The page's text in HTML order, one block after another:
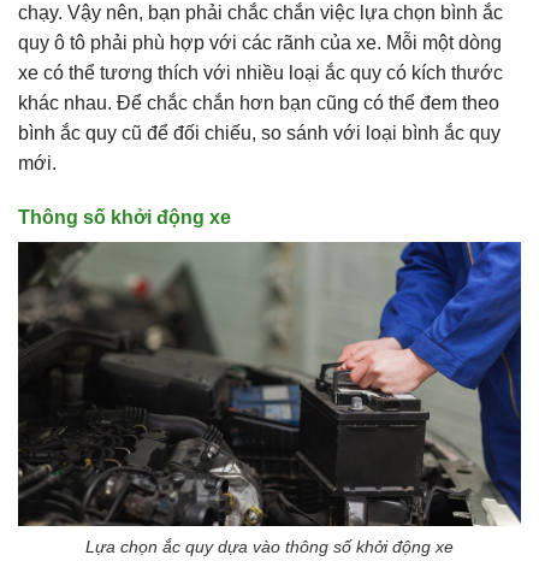
chạy. Vậy nên, bạn phải chắc chắn việc lựa chọn bình ắc
quy ô tô phải phù hợp với các rãnh của xe. Mỗi một dòng
xe có thể tương thích với nhiều loại ắc quy có kích thước
khác nhau. Để chắc chắn hơn bạn cũng có thể đem theo
bình ắc quy cũ để đối chiếu, so sánh với loại bình ắc quy
mới.
Thông số khởi động xe
Lựa chọn ắc quy dựa vào thông số khởi động xe